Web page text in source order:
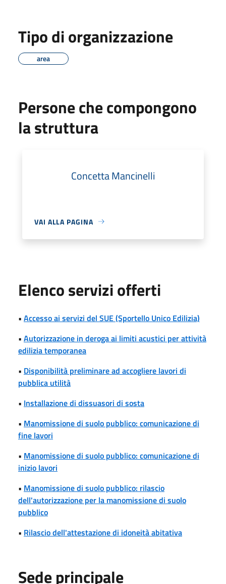
Tipo di organizzazione
area
Persone che compongono
la struttura
Concetta Mancinelli
VAI ALLA PAGINA
Elenco servizi offerti
• Accesso ai servizi del SUE (Sportello Unico Edilizia)
• Autorizzazione in deroga ai limiti acustici per attività
edilizia temporanea
• Disponibilità preliminare ad accogliere lavori di
pubblica utilità
• Installazione di dissuasori di sosta
• Manomissione di suolo pubblico: comunicazione di
fine lavori
• Manomissione di suolo pubblico: comunicazione di
inizio lavori
• Manomissione di suolo pubblico: rilascio
dell'autorizzazione per la manomissione di suolo
pubblico
• Rilascio dell'attestazione di idoneità abitativa
Sede principale